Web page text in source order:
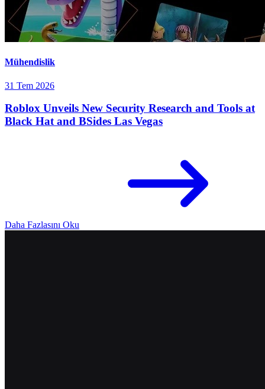
Mühendislik
31 Tem 2026
Roblox Unveils New Security Research and Tools at
Black Hat and BSides Las Vegas
Daha Fazlasını Oku